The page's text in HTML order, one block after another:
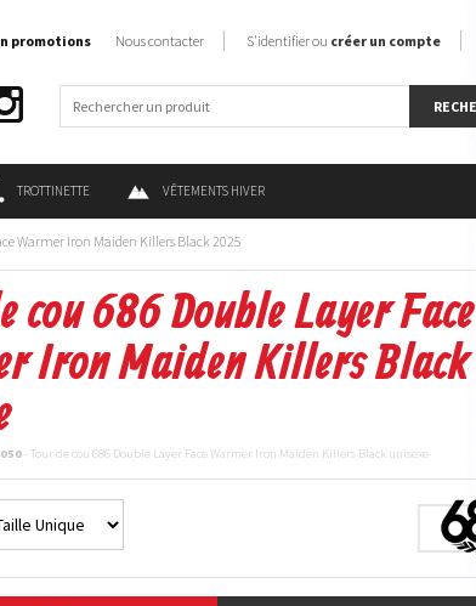
TROTTINETTE VÊTEMENTS HIVER
promotions Nous contacter S'identifier ou créer un compte
Warmer Iron Maiden Killers Black 2025
cou 686 Double Layer Face
Iron Maiden Killers Black
- Tour de cou 686 Double Layer Face Warmer Iron Maiden Killers Black unisexe